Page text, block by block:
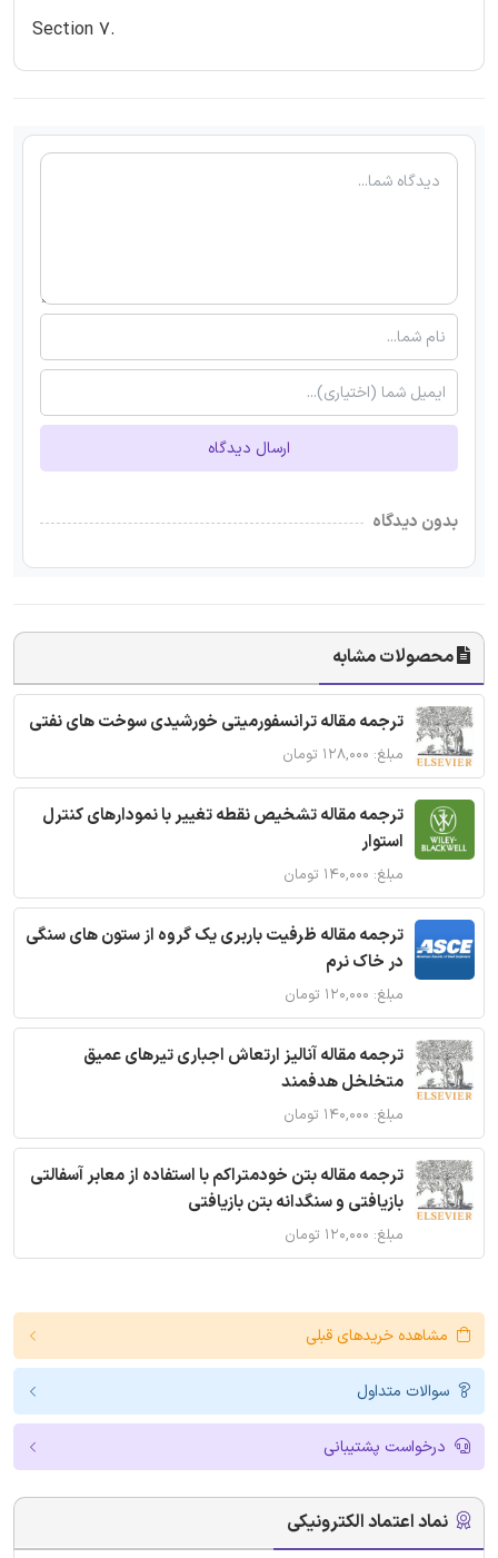
Section 7.
ارسال دیدگاه
بدون دیدگاه
محصولات مشابه
ترجمه مقاله ترانسفورمیتی خورشیدی سوخت های نفتی
مبلغ: ۱۲۸,۰۰۰ تومان
ترجمه مقاله تشخیص نقطه تغییر با نمودارهای کنترل
استوار
مبلغ: ۱۴۰,۰۰۰ تومان
ترجمه مقاله ظرفیت باربری یک گروه از ستون های سنگی
در خاک نرم
مبلغ: ۱۲۰,۰۰۰ تومان
ترجمه مقاله آنالیز ارتعاش اجباری تیرهای عمیق
متخلخل هدفمند
مبلغ: ۱۴۰,۰۰۰ تومان
ترجمه مقاله بتن خودمتراکم با استفاده از معابر آسفالتی
بازیافتی و سنگدانه بتن بازیافتی
مبلغ: ۱۲۰,۰۰۰ تومان
مشاهده خریدهای قبلی
سوالات متداول
درخواست پشتیبانی
نماد اعتماد الکترونیکی